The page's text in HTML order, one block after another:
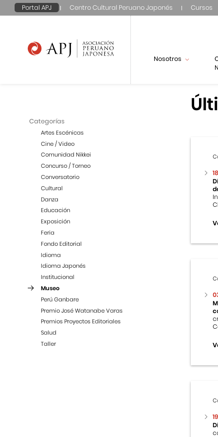
Portal APJ Centro Cultural Peruano Japonés Cursos
Nosotros
Categorías
Artes Escénicas
Cine / Video
Comunidad Nikkei
Concurso / Torneo
Conversatorio
Cultural
Danza
Educación
Exposición
Feria
Fondo Editorial
Idioma
Idioma Japonés
Institucional
Museo
Perú Ganbare
Premio José Watanabe Varas
Premios Proyectos Editoriales
Salud
Taller